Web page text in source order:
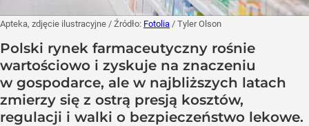
Apteka, zdjęcie ilustracyjne / Źródło: Fotolia / Tyler Olson
Polski rynek farmaceutyczny rośnie
wartościowo i zyskuje na znaczeniu
w gospodarce, ale w najbliższych latach
zmierzy się z ostrą presją kosztów,
regulacji i walki o bezpieczeństwo lekowe.